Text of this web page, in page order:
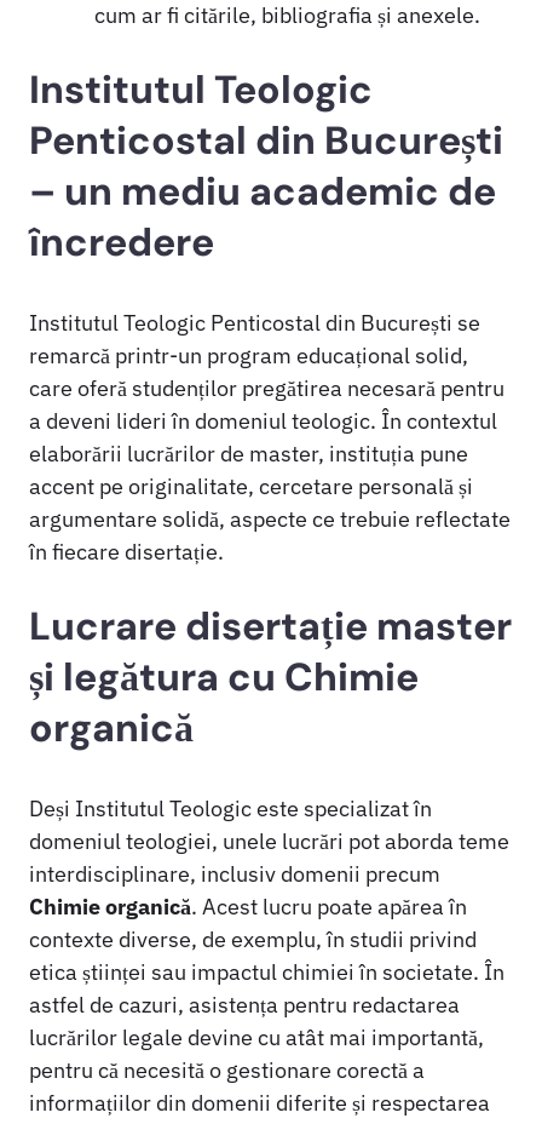
cum ar fi citările, bibliografia și anexele.
Institutul Teologic
Penticostal din București
– un mediu academic de
încredere
Institutul Teologic Penticostal din București se
remarcă printr-un program educațional solid,
care oferă studenților pregătirea necesară pentru
a deveni lideri în domeniul teologic. În contextul
elaborării lucrărilor de master, instituția pune
accent pe originalitate, cercetare personală și
argumentare solidă, aspecte ce trebuie reflectate
în fiecare disertație.
Lucrare disertație master
și legătura cu Chimie
organică
Deși Institutul Teologic este specializat în
domeniul teologiei, unele lucrări pot aborda teme
interdisciplinare, inclusiv domenii precum
Chimie organică. Acest lucru poate apărea în
contexte diverse, de exemplu, în studii privind
etica științei sau impactul chimiei în societate. În
astfel de cazuri, asistența pentru redactarea
lucrărilor legale devine cu atât mai importantă,
pentru că necesită o gestionare corectă a
informațiilor din domenii diferite și respectarea